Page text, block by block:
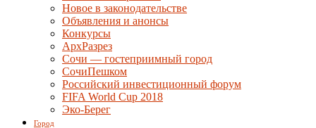
Новое в законодательстве
Объявления и анонсы
Конкурсы
АрхРазрез
Сочи — гостеприимный город
СочиПешком
Российский инвестиционный форум
FIFA World Cup 2018
Эко-Берег
Город